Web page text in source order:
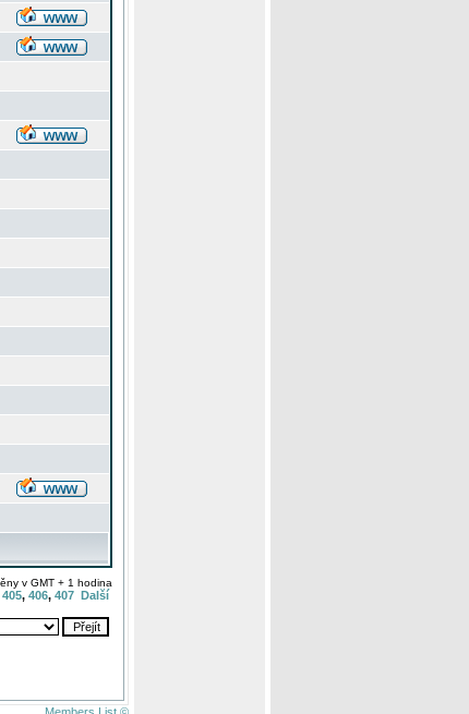
v GMT + 1 hodina
405, 406, 407 Další